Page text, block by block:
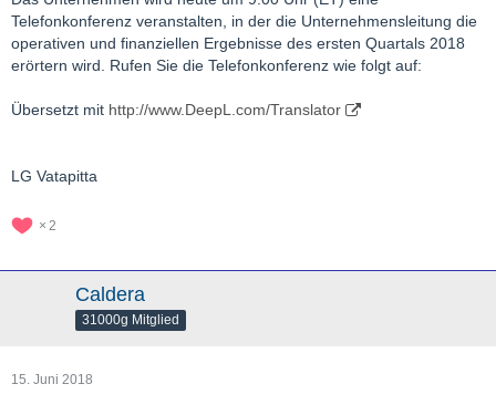
Telefonkonferenz veranstalten, in der die Unternehmensleitung die
operativen und finanziellen Ergebnisse des ersten Quartals 2018
erörtern wird. Rufen Sie die Telefonkonferenz wie folgt auf:
Übersetzt mit http://www.DeepL.com/Translator
LG Vatapitta
2
Caldera
31000g Mitglied
15. Juni 2018